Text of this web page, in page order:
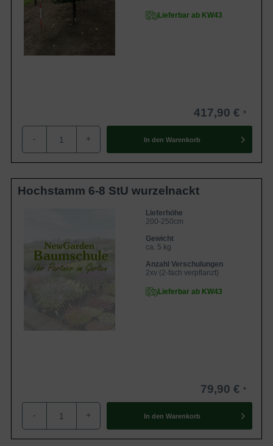
Lieferbar ab KW43
417,90 €
- + In den Warenkorb
Hochstamm 6-8 StU wurzelnackt
Lieferhöhe
200-250cm
Gewicht
ca. 5 kg
Anzahl Verschulungen
2xv (2-fach verpflanzt)
Lieferbar ab KW43
79,90 €
- + In den Warenkorb